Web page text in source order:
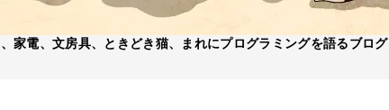
家電、文房具、ときどき猫、まれにプログラミングを語るブログ